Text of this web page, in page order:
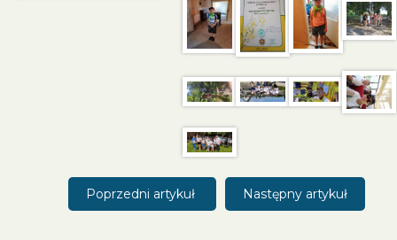
Poprzedni artykuł Następny artykuł